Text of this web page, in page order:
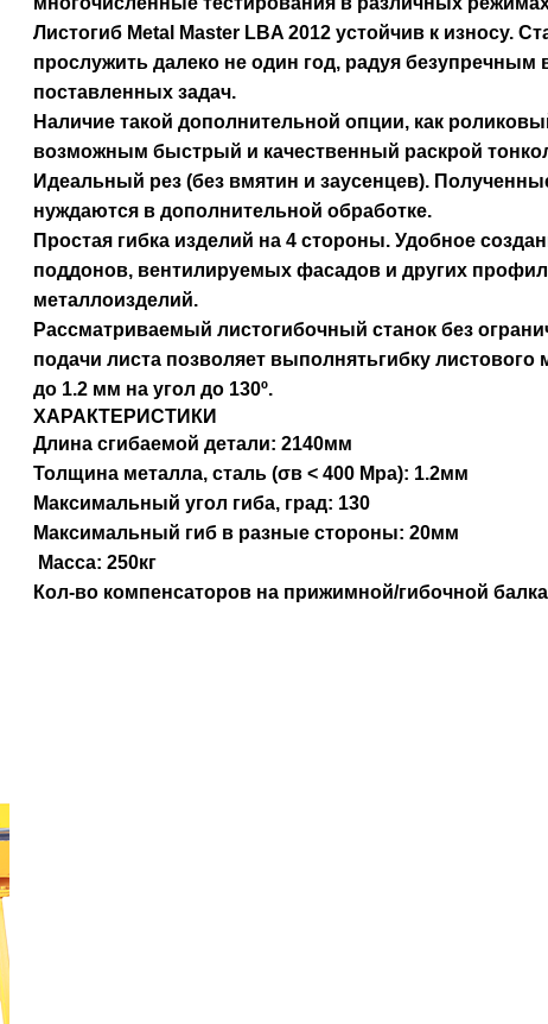
Листогиб Metal Master LBA 2012 устойчив к износу.
прослужить далеко не один год, радуя
поставленных задач.
Наличие такой дополнительной опции, как
возможным быстрый и качественный раскрой
Идеальный рез (без вмятин и заусенцев).
нуждаются в дополнительной обработке.
Простая гибка изделий на 4 стороны. Удобное
поддонов, вентилируемых фасадов и других
металлоизделий.
Рассматриваемый листогибочный станок без
подачи листа позволяет выполнятьгибку листового
до 1.2 мм на угол до 130º.
ХАРАКТЕРИСТИКИ
Длина сгибаемой детали: 2140мм
Толщина металла, сталь (σв < 400 Мра): 1.2мм
Максимальный угол гиба, град: 130
Максимальный гиб в разные стороны: 20мм
Масса: 250кг
Кол-во компенсаторов на прижимной/гибочной